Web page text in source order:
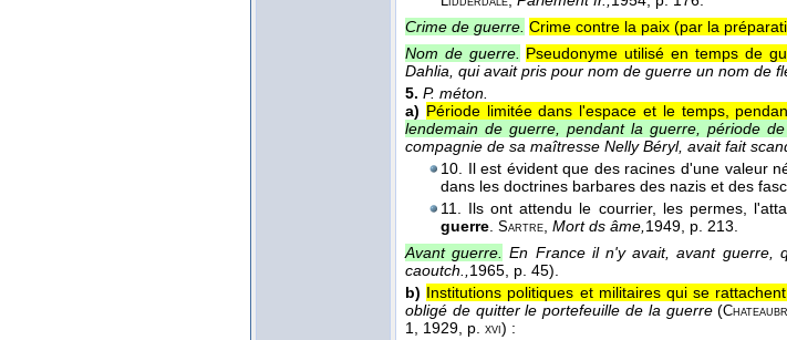
Crime de guerre. Crime contre la paix (par la
Nom de guerre. Pseudonyme utilisé en temps de
Dahlia, qui avait pris pour nom de guerre un nom de
5. P. méton.
a) Période limitée dans l'espace et le temps,
lendemain de guerre, pendant la guerre, période
compagnie de sa maîtresse Nelly Béryl, avait fait
10. Il est évident que des racines d'une valeur
dans les doctrines barbares des nazis et des
11. Ils ont attendu le courrier, les permes,
guerre. Sartre, Mort ds âme,1949, p. 213.
Avant guerre. En France il n'y avait, avant guerre,
caoutch.,1965, p. 45).
b) Institutions politiques et militaires qui se
obligé de quitter le portefeuille de la guerre(
1, 1929, p. xvi) :